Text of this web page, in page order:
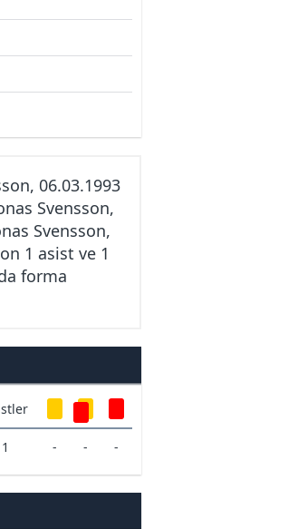
06.03.1993
Svensson,
Svensson,
1 asist ve 1
forma
1 - - -